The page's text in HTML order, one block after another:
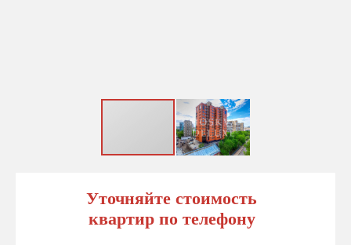
Уточняйте стоимость
квартир по телефону